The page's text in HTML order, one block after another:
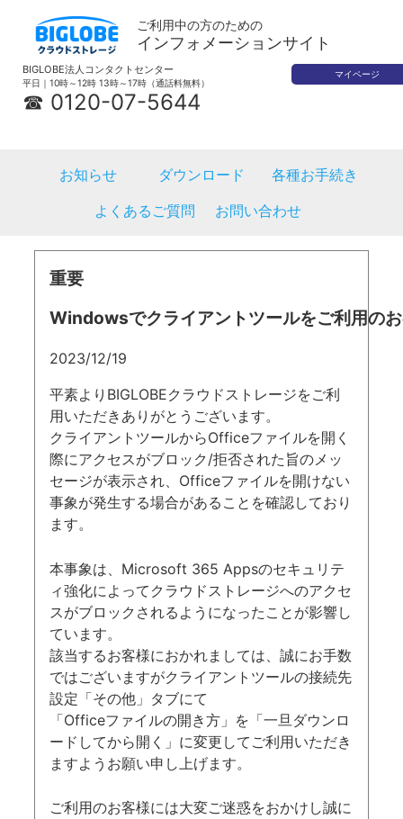
ご利用中の方のための
インフォメーションサイト
BIGLOBE法人コンタクトセンター
平日｜10時～12時 13時～17時（通話料無料）
☎ 0120-07-5644
マイページ
お知らせ ダウンロード
各種お手続き
よくあるご質問
お問い合わせ
重要
Windowsでクライアントツールをご利用の
2023/12/19
平素よりBIGLOBEクラウドストレージをご利
用いただきありがとうございます。
クライアントツールからOfficeファイルを開く
際にアクセスがブロック/拒否された旨のメッ
セージが表示され、Officeファイルを開けない
事象が発生する場合があることを確認しており
ます。
本事象は、Microsoft 365 Appsのセキュリテ
ィ強化によってクラウドストレージへのアクセ
スがブロックされるようになったことが影響し
ています。
該当するお客様におかれましては、誠にお手数
ではございますがクライアントツールの接続先
設定「その他」タブにて
「Officeファイルの開き方」を「一旦ダウンロ
ードしてから開く」に変更してご利用いただき
ますようお願い申し上げます。
ご利用のお客様には大変ご迷惑をおかけし誠に